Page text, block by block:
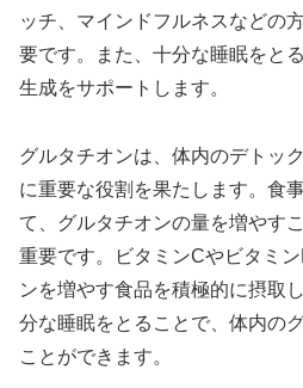
ッチ、マインドフルネスなどの
要です。また、十分な睡眠をと
生成をサポートします。
グルタチオンは、体内のデトッ
に重要な役割を果たします。食
て、グルタチオンの量を増やす
重要です。ビタミンCやビタミ
ンを増やす食品を積極的に摂取
分な睡眠をとることで、体内の
ことができます。